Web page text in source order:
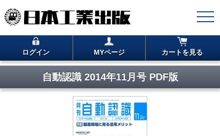
ログイン MYページ カートを見る
自動認識 2014年11月号 PDF版